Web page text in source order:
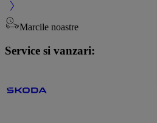
Marcile noastre
Service si vanzari: